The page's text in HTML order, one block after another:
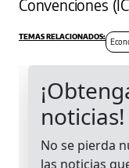
Convenciones